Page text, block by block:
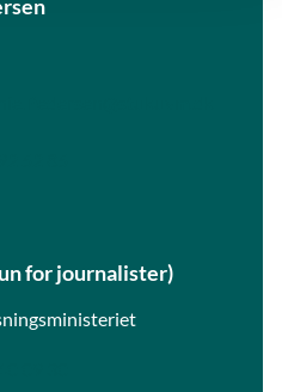
for journalister)